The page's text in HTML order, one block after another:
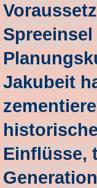
Jakubeit
Einflüsse,